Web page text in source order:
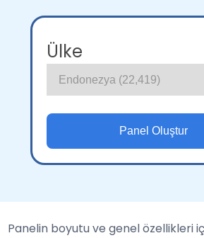
Ülke
Panelin boyutu ve genel özellikleri